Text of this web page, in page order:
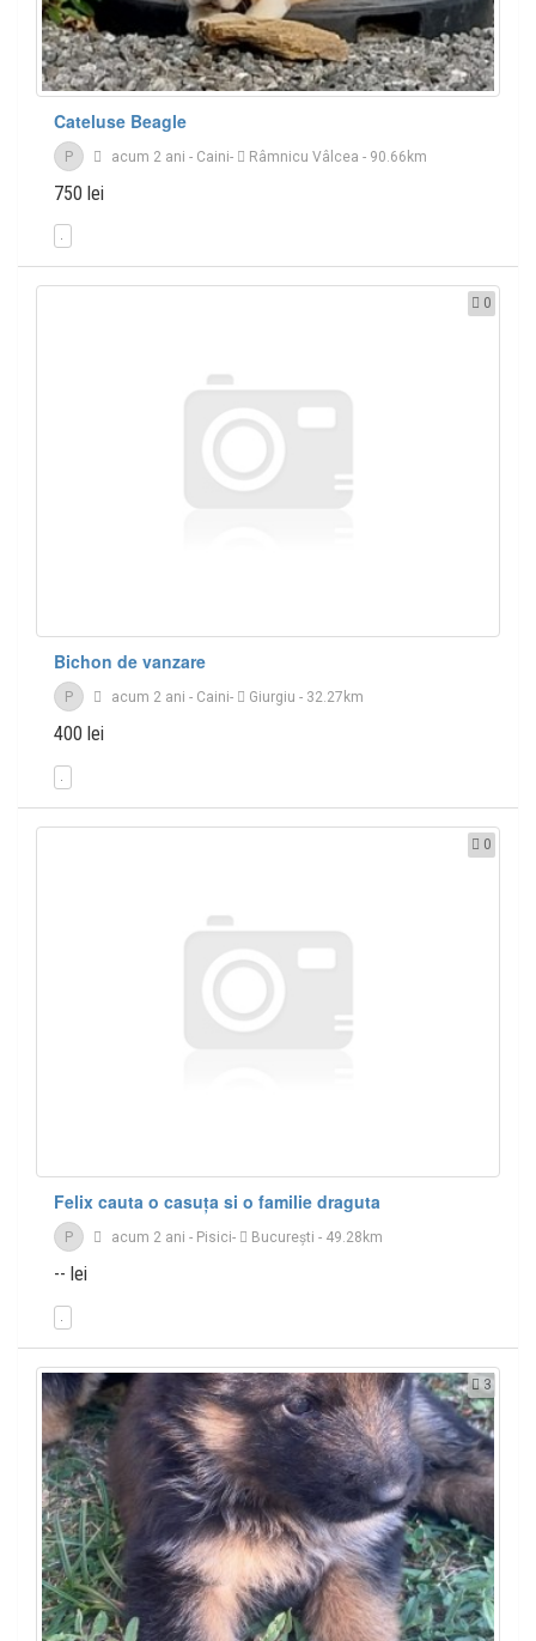
Cateluse Beagle
P acum 2 ani - Caini- Râmnicu Vâlcea - 90.66km
750 lei
0
Bichon de vanzare
P acum 2 ani - Caini- Giurgiu - 32.27km
400 lei
0
Felix cauta o casuța si o familie draguta
P acum 2 ani - Pisici- București - 49.28km
-- lei
3